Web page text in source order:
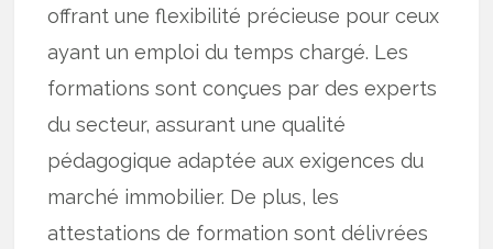
offrant une flexibilité précieuse pour ceux
ayant un emploi du temps chargé. Les
formations sont conçues par des experts
du secteur, assurant une qualité
pédagogique adaptée aux exigences du
marché immobilier. De plus, les
attestations de formation sont délivrées